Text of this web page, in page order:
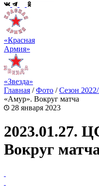
«Красная
Армия»
«Звезда»
Главная /Фото /Сезон
«Амур». Вокруг матча
28 января 2023
2023.01.27.
Вокруг